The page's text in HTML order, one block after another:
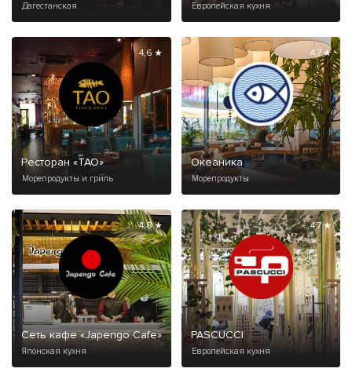
Дагестанская Европейская кухня
Ресторан «ТАО»
Морепродукты и гриль
4,6 ★
Океаника
Морепродукты
4,7 ★
Сеть кафе «Japengo Cafe»
Японская кухня
4,8 ★
PASCUCCI
Европейская кухня
4,7 ★